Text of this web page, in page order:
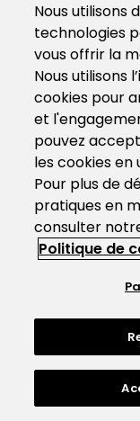
Nous utilisons
technologies
vous offrir la
Nous utilisons
cookies pour
et
pouvez
les cookies en
Pour plus de
pratiques en
consulter
Politique de